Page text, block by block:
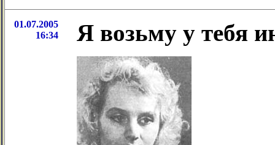
01.07.2005
16:34
Я возьму у тебя